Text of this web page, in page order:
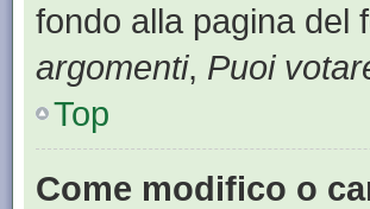
fondo alla pagina del
argomenti, Puoi
Top
Come modifico o